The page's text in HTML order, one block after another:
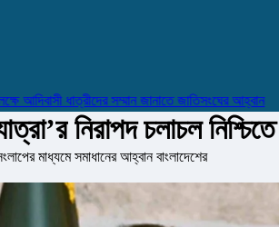
ধাত্রীদের সম্মান জানাতে জাতিসংঘের আহ্বান ✮
নিরাপদ চলাচল
মাধ্যমে সমাধানের আহ্বান বাংলাদেশের